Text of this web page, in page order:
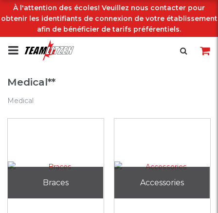
À l'attention des écoles! Veuillez nous contacter pour
obtenir les identifiants de connexion de votre établissement
afin de bénéficier de tarifs préférentiels.
Medical**
Medical
Braces Accessories